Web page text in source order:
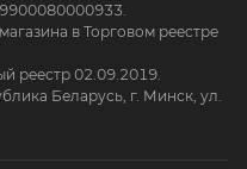
в Торговом реестре
реестр 02.09.2019.
Беларусь, г. Минск, ул.